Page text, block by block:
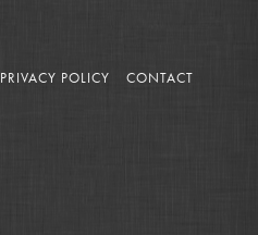
PRIVACY POLICY CONTACT